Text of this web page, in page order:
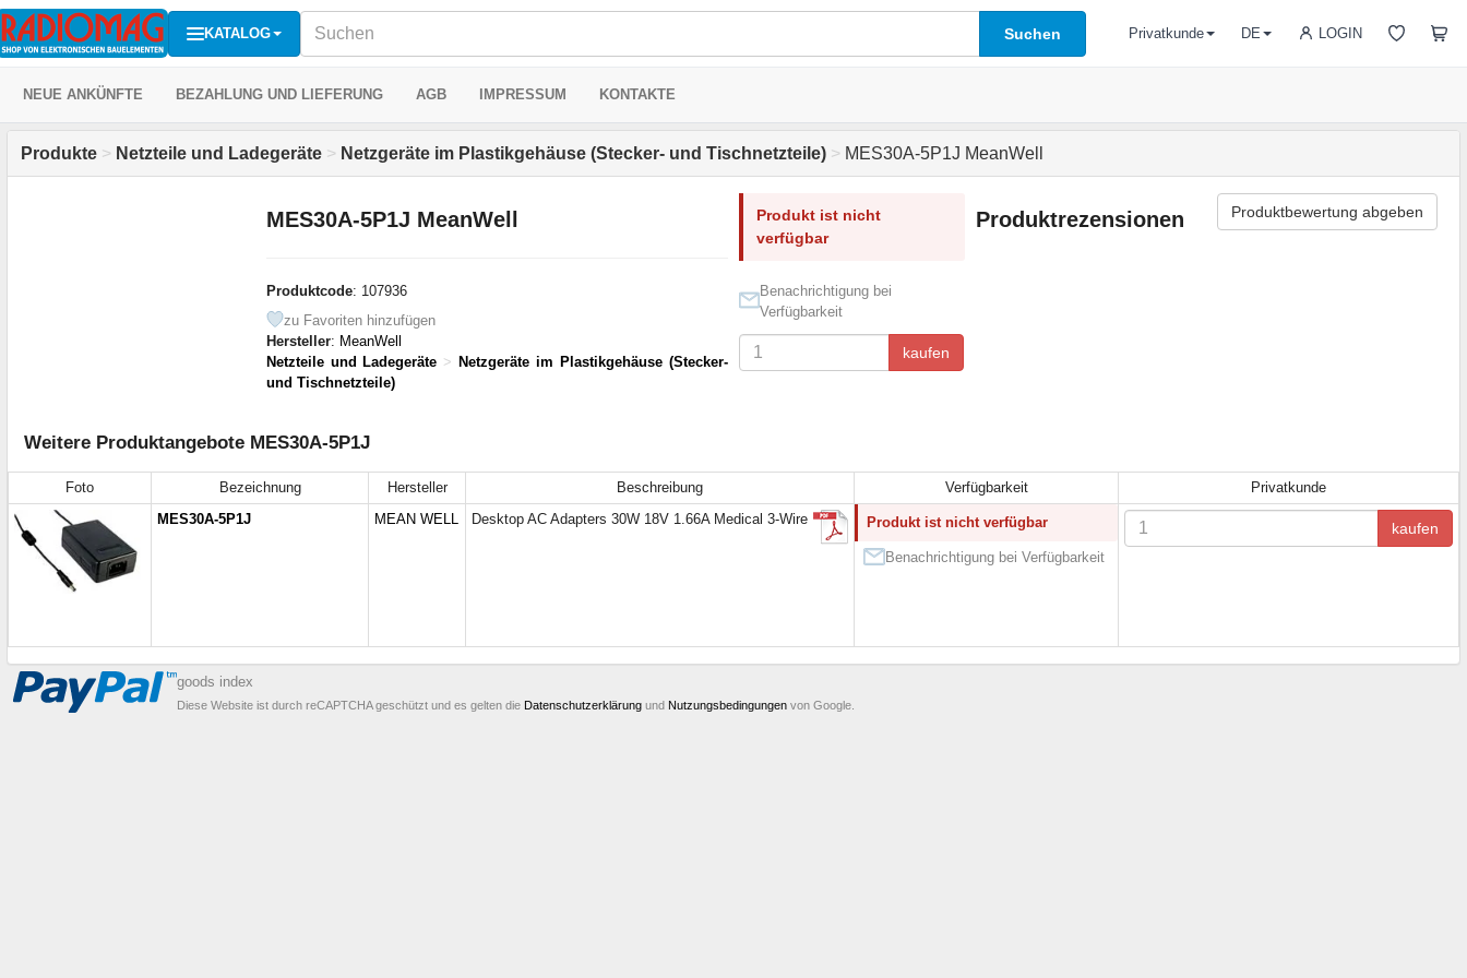
KATALOG Suchen LOGIN
Privatkunde DE
NEUE ANKÜNFTE BEZAHLUNG UND LIEFERUNG AGB IMPRESSUM KONTAKTE
Produkte > Netzteile und Ladegeräte > Netzgeräte im Plastikgehäuse (Stecker- und Tischnetzteile) > MES30A-5P1J MeanWell
MES30A-5P1J MeanWell
Produktcode: 107936
zu Favoriten hinzufügen
Hersteller: MeanWell
Netzteile und Ladegeräte > Netzgeräte im Plastikgehäuse (Stecker-
und Tischnetzteile)
Produkt ist nicht
verfügbar
Benachrichtigung bei
Verfügbarkeit
kaufen
Produktrezensionen Produktbewertung abgeben
Weitere Produktangebote MES30A-5P1J
Foto Bezeichnung Hersteller Beschreibung Verfügbarkeit
Privatkunde
MES30A-5P1J
MEAN WELL Desktop AC Adapters 30W 18V 1.66A Medical 3-Wire Produkt ist nicht verfügbar
Benachrichtigung bei Verfügbarkeit
kaufen
goods index
Diese Website ist durch reCAPTCHA geschützt und es gelten die Datenschutzerklärung und Nutzungsbedingungen von Google.